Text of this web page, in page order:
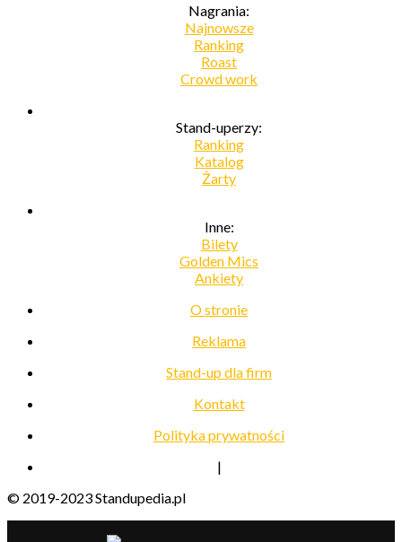
Nagrania:
Najnowsze
Ranking
Roast
Crowd work
Stand-uperzy:
Ranking
Katalog
Żarty
Inne:
Bilety
Golden Mics
Ankiety
O stronie
Reklama
Stand-up dla firm
Kontakt
Polityka prywatności
|
© 2019-2023 Standupedia.pl